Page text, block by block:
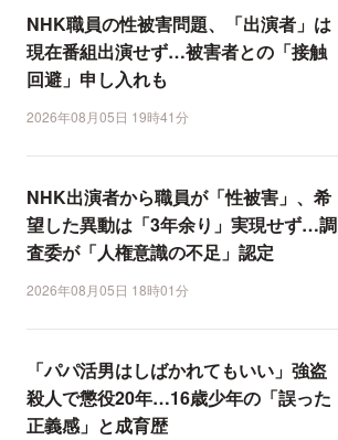
NHK職員の性被害問題、「出演者」は
現在番組出演せず…被害者との「接触
回避」申し入れも
2026年08月05日 19時41分
NHK出演者から職員が「性被害」、希
望した異動は「3年余り」実現せず…調
査委が「人権意識の不足」認定
2026年08月05日 18時01分
「パパ活男はしばかれてもいい」強盗
殺人で懲役20年…16歳少年の「誤った
正義感」と成育歴